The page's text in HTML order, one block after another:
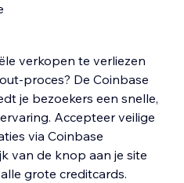
verkopen te verliezen
proces? De Coinbase
je bezoekers een snelle,
Accepteer veilige
via Coinbase
van de knop aan je site
grote creditcards.